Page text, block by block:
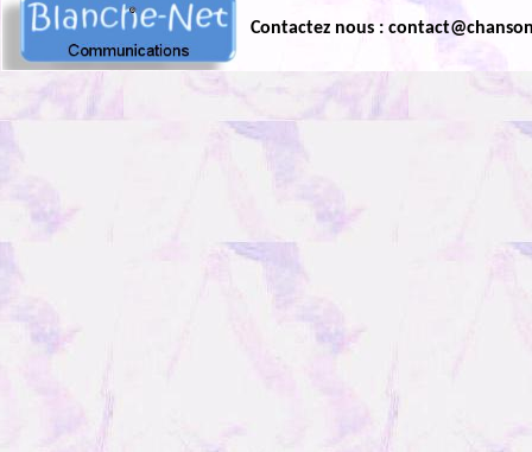
Contactez nous :